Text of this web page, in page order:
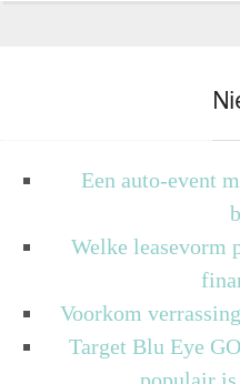
Een auto-event
Welke leasevorm
Voorkom
Target Blu Eye